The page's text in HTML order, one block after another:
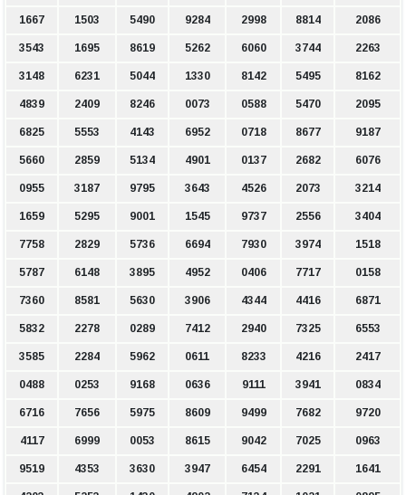
1667 1503 5490 9284 2998 8814 2086
3543 1695 8619 5262 6060 3744 2263
3148 6231 5044 1330 8142 5495 8162
4839 2409 8246 0073 0588 5470 2095
6825 5553 4143 6952 0718 8677 9187
5660 2859 5134 4901 0137 2682 6076
0955 3187 9795 3643 4526 2073 3214
1659 5295 9001 1545 9737 2556 3404
7758 2829 5736 6694 7930 3974 1518
5787 6148 3895 4952 0406 7717 0158
7360 8581 5630 3906 4344 4416 6871
5832 2278 0289 7412 2940 7325 6553
3585 2284 5962 0611 8233 4216 2417
0488 0253 9168 0636 9111 3941 0834
6716 7656 5975 8609 9499 7682 9720
4117 6999 0053 8615 9042 7025 0963
9519 4353 3630 3947 6454 2291 1641